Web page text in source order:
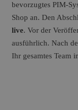
bevorzugtes PIM-
Shop an. Den
live. Vor der
ausführlich. Nach
Ihr gesamtes Team